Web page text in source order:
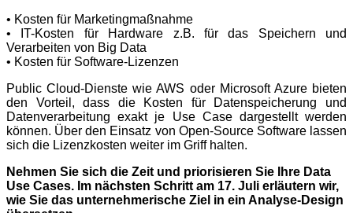
• Kosten für Marketingmaßnahme
• IT-Kosten für Hardware z.B. für das Speichern und
Verarbeiten von Big Data
• Kosten für Software-Lizenzen
Public Cloud-Dienste wie AWS oder Microsoft Azure bieten
den Vorteil, dass die Kosten für Datenspeicherung und
Datenverarbeitung exakt je Use Case dargestellt werden
können. Über den Einsatz von Open-Source Software lassen
sich die Lizenzkosten weiter im Griff halten.
Nehmen Sie sich die Zeit und priorisieren Sie Ihre Data
Use Cases. Im nächsten Schritt am 17. Juli erläutern wir,
wie Sie das unternehmerische Ziel in ein Analyse-Design